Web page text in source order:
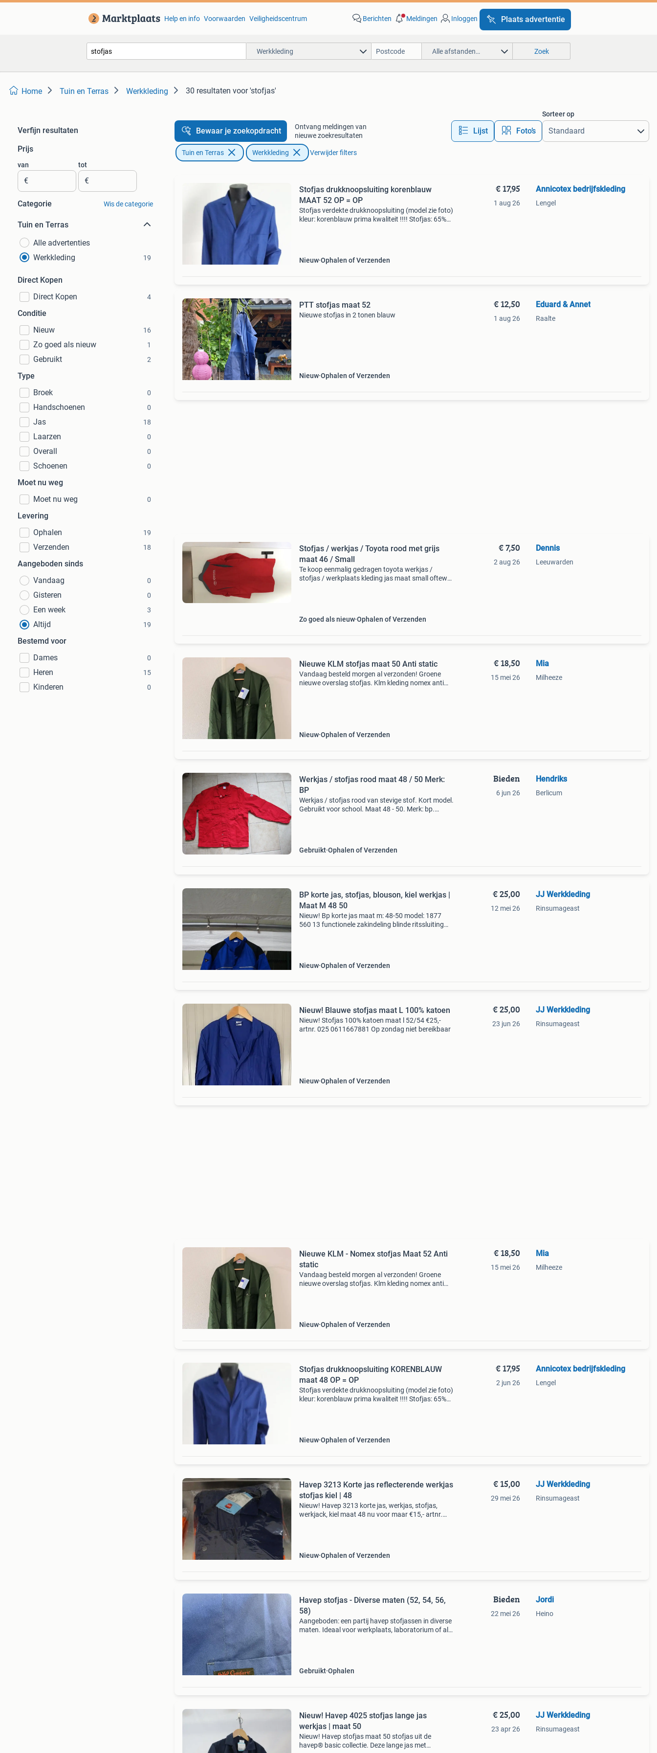
Help en info Voorwaarden Veiligheidscentrum Berichten Meldingen Inloggen Plaats advertentie
Werkkleding Alle afstanden… Zoek
Home Tuin en Terras Werkkleding 30 resultaten voor 'stofjas'
Verfijn resultaten
Prijs
van
€
tot
€
Categorie Wis de categorie
Tuin en Terras
Alle advertenties
Werkkleding
19
Direct Kopen
Direct Kopen
4
Conditie
Nieuw
16
Zo goed als nieuw 1
Gebruikt 2
Type
Broek
0
Handschoenen 0
Jas 18
Laarzen 0
Overall 0
Schoenen 0
Moet nu weg
Moet nu weg
0
Levering
Ophalen
19
Verzenden 18
Aangeboden sinds
Vandaag
0
Gisteren 0
Een week 3
Altijd 19
Bestemd voor
Dames
0
Heren 15
Kinderen 0
Bewaar je zoekopdracht
Ontvang meldingen van
nieuwe zoekresultaten
Lijst Foto’s
Sorteer op
Tuin en Terras Werkkleding Verwijder filters
Stofjas drukknoopsluiting korenblauw
MAAT 52 OP = OP
Stofjas verdekte drukknoopsluiting (model zie foto)
kleur: korenblauw prima kwaliteit !!!! Stofjas: 65%
Nieuw Ophalen of Verzenden
€ 17,95
1 aug 26
Annicotex bedrijfskleding
Lengel
PTT stofjas maat 52
Nieuwe stofjas in 2 tonen blauw
Nieuw Ophalen of Verzenden
€ 12,50
1 aug 26
Eduard & Annet
Raalte
Stofjas / werkjas / Toyota rood met grijs
maat 46 / Small
Te koop eenmalig gedragen toyota werkjas /
stofjas / werkplaats kleding jas maat small oftewel
Zo goed als nieuw Ophalen of Verzenden
€ 7,50
2 aug 26
Dennis
Leeuwarden
Nieuwe KLM stofjas maat 50 Anti static
Vandaag besteld morgen al verzonden! Groene
nieuwe overslag stofjas. Klm kleding nomex anti
Nieuw Ophalen of Verzenden
€ 18,50
15 mei 26
Mia
Milheeze
Werkjas / stofjas rood maat 48 / 50 Merk:
BP
Werkjas / stofjas rood van stevige stof. Kort model.
Gebruikt voor school. Maat 48 - 50. Merk: bp.
Gebruikt Ophalen of Verzenden
Bieden
6 jun 26
Hendriks
Berlicum
BP korte jas, stofjas, blouson, kiel werkjas |
Maat M 48 50
Nieuw! Bp korte jas maat m: 48-50 model: 1877
560 13 functionele zakindeling blinde ritssluiting
Nieuw Ophalen of Verzenden
€ 25,00
12 mei 26
JJ Werkkleding
Rinsumageast
Nieuw! Blauwe stofjas maat L 100% katoen
Nieuw! Stofjas 100% katoen maat l 52/54 €25,-
artnr. 025 0611667881 Op zondag niet bereikbaar
Nieuw Ophalen of Verzenden
€ 25,00
23 jun 26
JJ Werkkleding
Rinsumageast
Nieuwe KLM - Nomex stofjas Maat 52 Anti
static
Vandaag besteld morgen al verzonden! Groene
nieuwe overslag stofjas. Klm kleding nomex anti
Nieuw Ophalen of Verzenden
€ 18,50
15 mei 26
Mia
Milheeze
Stofjas drukknoopsluiting KORENBLAUW
maat 48 OP = OP
Stofjas verdekte drukknoopsluiting (model zie foto)
kleur: korenblauw prima kwaliteit !!!! Stofjas: 65%
Nieuw Ophalen of Verzenden
€ 17,95
2 jun 26
Annicotex bedrijfskleding
Lengel
Havep 3213 Korte jas reflecterende werkjas
stofjas kiel | 48
Nieuw! Havep 3213 korte jas, werkjas, stofjas,
werkjack, kiel maat 48 nu voor maar €15,- artnr.
Nieuw Ophalen of Verzenden
€ 15,00
29 mei 26
JJ Werkkleding
Rinsumageast
Havep stofjas - Diverse maten (52, 54, 56,
58)
Aangeboden: een partij havep stofjassen in diverse
maten. Ideaal voor werkplaats, laboratorium of als
Gebruikt Ophalen
Bieden
22 mei 26
Jordi
Heino
Nieuw! Havep 4025 stofjas lange jas
werkjas | maat 50
Nieuw! Havep stofjas maat 50 stofjas uit de
havep® basic collectie. Deze lange jas met
€ 25,00
23 apr 26
JJ Werkkleding
Rinsumageast